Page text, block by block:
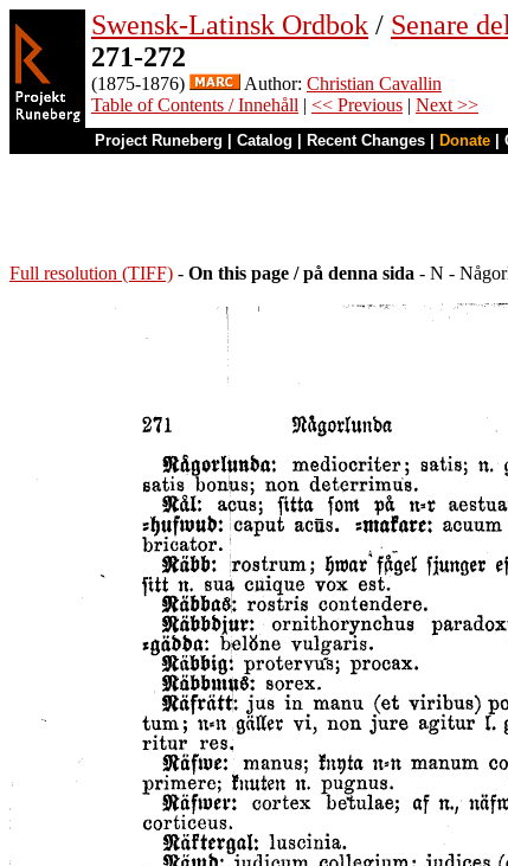
Swensk-Latinsk Ordbok / Senare
271-272
(1875-1876) Author: Christian Cavallin
Table of Contents / Innehåll | << Previous | Next >>
Project Runeberg Catalog Recent Changes Donate
Full resolution (TIFF) - On this page / på denna sida - N -